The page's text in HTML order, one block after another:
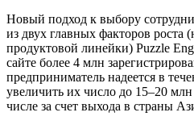
Новый подход к выбору
из двух главных факторов роста
продуктовой линейки) Puzzle
сайте более 4 млн
предприниматель надеется в
увеличить их число до 15–20
числе за счет выхода в страны